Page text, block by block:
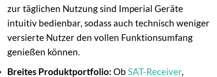
zur täglichen Nutzung sind Imperial Geräte
intuitiv bedienbar, sodass auch technisch weniger
versierte Nutzer den vollen Funktionsumfang
genießen können.
Breites Produktportfolio: Ob SAT-Receiver,